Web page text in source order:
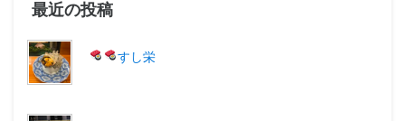
最近の投稿
すし栄